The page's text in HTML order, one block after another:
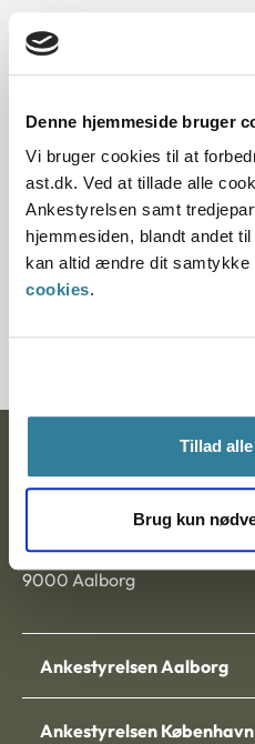
Denne hjemmeside bruger
Vi bruger cookies til at
ast.dk. Ved at tillade alle
Ankestyrelsen samt
hjemmesiden, blandt andet
kan altid ændre dit samtykke
cookies.
Tillad
Brug kun
Det fremgår således af
speciallæger om
prøve- og
billeddiagnostiske
dato).
Nævnets vurdering af
betydning for afgørelsen, da
i sagen fandtes tilstrækkeligt
helbredsmæssige forhold.
Nytorv 7, 2. sal
9000 Aalborg
Ankestyrelsen Aalborg
Ankestyrelsen København